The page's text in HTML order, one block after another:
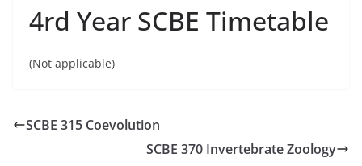
4rd Year SCBE Timetable
(Not applicable)
SCBE 315 Coevolution
SCBE 370 Invertebrate Zoology